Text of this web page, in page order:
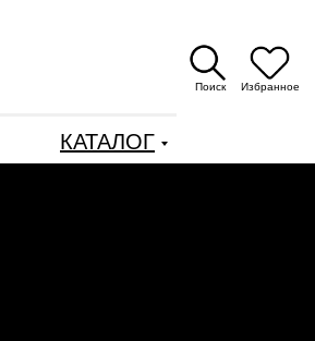
КАТАЛОГ
Избранное
Поиск